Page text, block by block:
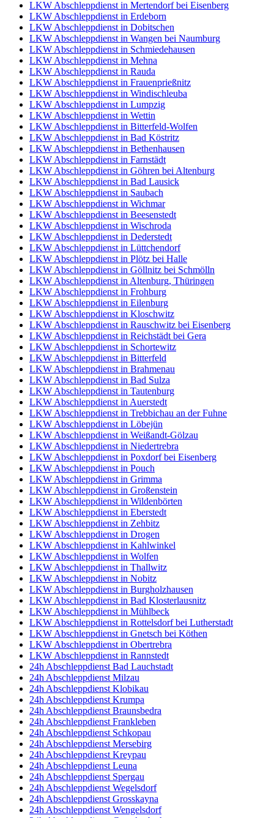
LKW Abschleppdienst in Mertendorf bei Eisenberg
LKW Abschleppdienst in Erdeborn
LKW Abschleppdienst in Dobitschen
LKW Abschleppdienst in Wangen bei Naumburg
LKW Abschleppdienst in Schmiedehausen
LKW Abschleppdienst in Mehna
LKW Abschleppdienst in Rauda
LKW Abschleppdienst in Frauenprießnitz
LKW Abschleppdienst in Windischleuba
LKW Abschleppdienst in Lumpzig
LKW Abschleppdienst in Wettin
LKW Abschleppdienst in Bitterfeld-Wolfen
LKW Abschleppdienst in Bad Köstritz
LKW Abschleppdienst in Bethenhausen
LKW Abschleppdienst in Farnstädt
LKW Abschleppdienst in Göhren bei Altenburg
LKW Abschleppdienst in Bad Lausick
LKW Abschleppdienst in Saubach
LKW Abschleppdienst in Wichmar
LKW Abschleppdienst in Beesenstedt
LKW Abschleppdienst in Wischroda
LKW Abschleppdienst in Dederstedt
LKW Abschleppdienst in Lüttchendorf
LKW Abschleppdienst in Plötz bei Halle
LKW Abschleppdienst in Göllnitz bei Schmölln
LKW Abschleppdienst in Altenburg, Thüringen
LKW Abschleppdienst in Frohburg
LKW Abschleppdienst in Eilenburg
LKW Abschleppdienst in Kloschwitz
LKW Abschleppdienst in Rauschwitz bei Eisenberg
LKW Abschleppdienst in Reichstädt bei Gera
LKW Abschleppdienst in Schortewitz
LKW Abschleppdienst in Bitterfeld
LKW Abschleppdienst in Brahmenau
LKW Abschleppdienst in Bad Sulza
LKW Abschleppdienst in Tautenburg
LKW Abschleppdienst in Auerstedt
LKW Abschleppdienst in Trebbichau an der Fuhne
LKW Abschleppdienst in Löbejün
LKW Abschleppdienst in Weißandt-Gölzau
LKW Abschleppdienst in Niedertrebra
LKW Abschleppdienst in Poxdorf bei Eisenberg
LKW Abschleppdienst in Pouch
LKW Abschleppdienst in Grimma
LKW Abschleppdienst in Großenstein
LKW Abschleppdienst in Wildenbörten
LKW Abschleppdienst in Eberstedt
LKW Abschleppdienst in Zehbitz
LKW Abschleppdienst in Drogen
LKW Abschleppdienst in Kahlwinkel
LKW Abschleppdienst in Wolfen
LKW Abschleppdienst in Thallwitz
LKW Abschleppdienst in Nobitz
LKW Abschleppdienst in Burgholzhausen
LKW Abschleppdienst in Bad Klosterlausnitz
LKW Abschleppdienst in Mühlbeck
LKW Abschleppdienst in Rottelsdorf bei Lutherstadt
LKW Abschleppdienst in Gnetsch bei Köthen
LKW Abschleppdienst in Obertrebra
LKW Abschleppdienst in Rannstedt
24h Abschleppdienst Bad Lauchstadt
24h Abschleppdienst Milzau
24h Abschleppdienst Klobikau
24h Abschleppdienst Krumpa
24h Abschleppdienst Braunsbedra
24h Abschleppdienst Frankleben
24h Abschleppdienst Schkopau
24h Abschleppdienst Mersebirg
24h Abschleppdienst Kreypau
24h Abschleppdienst Leuna
24h Abschleppdienst Spergau
24h Abschleppdienst Wegelsdorf
24h Abschleppdienst Grosskayna
24h Abschleppdienst Wengelsdorf